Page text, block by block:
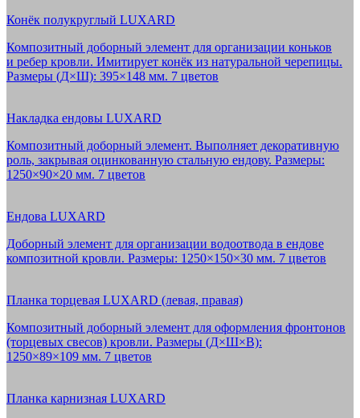
Конёк полукруглый LUXARD
Композитный доборный элемент для организации коньков
и ребер кровли. Имитирует конёк из натуральной черепицы.
Размеры (Д×Ш): 395×148 мм. 7 цветов
Накладка ендовы LUXARD
Композитный доборный элемент. Выполняет декоративную
роль, закрывая оцинкованную стальную ендову. Размеры:
1250×90×20 мм. 7 цветов
Ендова LUXARD
Доборный элемент для организации водоотвода в ендове
композитной кровли. Размеры: 1250×150×30 мм. 7 цветов
Планка торцевая LUXARD (левая, правая)
Композитный доборный элемент для оформления фронтонов
(торцевых свесов) кровли. Размеры (Д×Ш×В):
1250×89×109 мм. 7 цветов
Планка карнизная LUXARD